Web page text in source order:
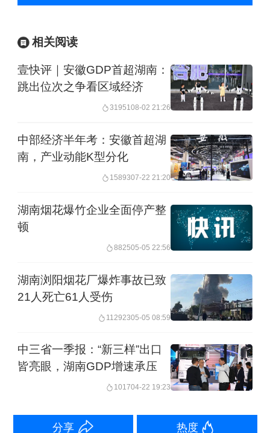
榔病史，这个比例非常惊人，肿瘤防控
上述数字触目惊心，但槟榔致癌的说法
则早已有之。2003年8月，隶属于世界卫
生组织（WHO）的国际癌症研究中心发
表报告，认定槟榔为一级致癌物，将其
与烟草、酒精等致癌物列为同一类。
上述结论在槟榔生产大省湖南并未得到
统一认可。至今，湖南的槟榔企业和行
对印尼等国槟榔制作和食用习惯的调
查，而湖南以生产和食用干果槟榔为
不过，早在1986年，湘雅医院就发现因
咀嚼槟榔导致的口腔粘膜下纤维性变病
例，以及随后回访发现口腔癌病例。
相关阅读
壹快评｜安徽GDP首超湖南：
跳出位次之争看区域经济
3195108-02 21:26
中部经济半年考：安徽首超湖
南，产业动能K型分化
1589307-22 21:20
湖南烟花爆竹企业全面停产整
顿
882505-05 22:56
湖南浏阳烟花厂爆炸事故已致
21人死亡61人受伤
11292305-05 08:59
中三省一季报：“新三样”出口
皆亮眼，湖南GDP增速承压
101704-22 19:23
分享 热度